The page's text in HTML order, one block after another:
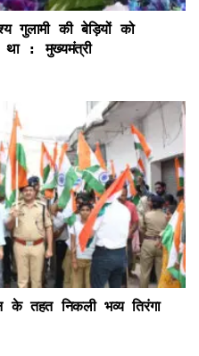
गुलामी की बेड़ियों को
था : मुख्यमंत्री
के तहत निकली भव्य तिरंगा